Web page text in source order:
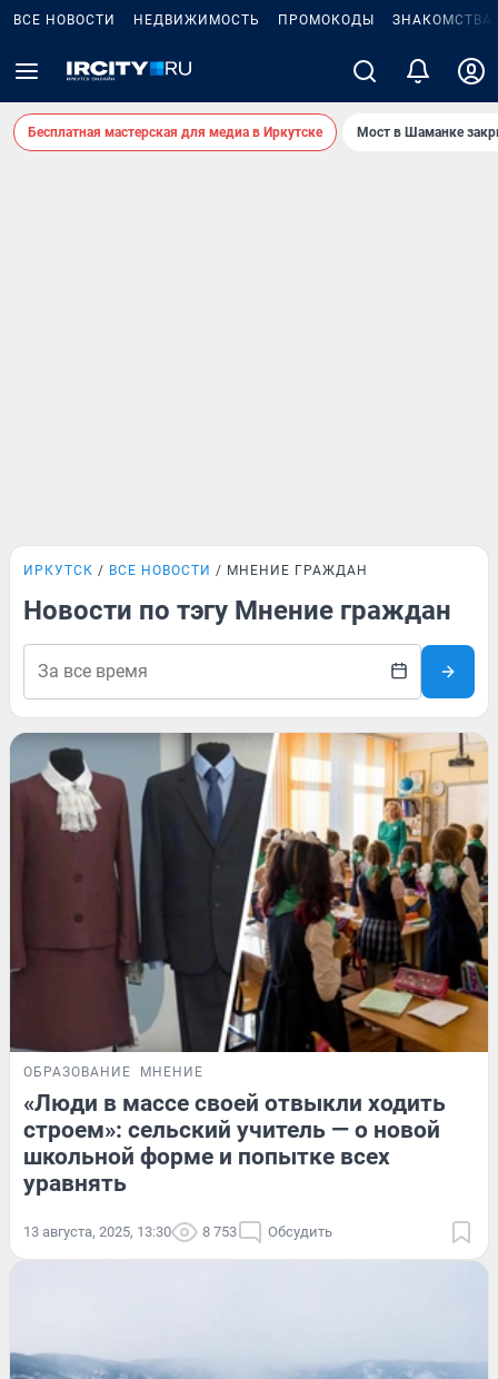
ВСЕ НОВОСТИ НЕДВИЖИМОСТЬ ПРОМОКОДЫ ЗНАКОМСТВА
Бесплатная мастерская для медиа в Иркутске Мост в Шаманке
ИРКУТСК ВСЕ НОВОСТИ МНЕНИЕ ГРАЖДАН
Новости по тэгу Мнение граждан
ОБРАЗОВАНИЕ МНЕНИЕ
«Люди в массе своей отвыкли ходить
строем»: сельский учитель — о новой
школьной форме и попытке всех
уравнять
13 августа, 2025, 13:30 8 753 Обсудить